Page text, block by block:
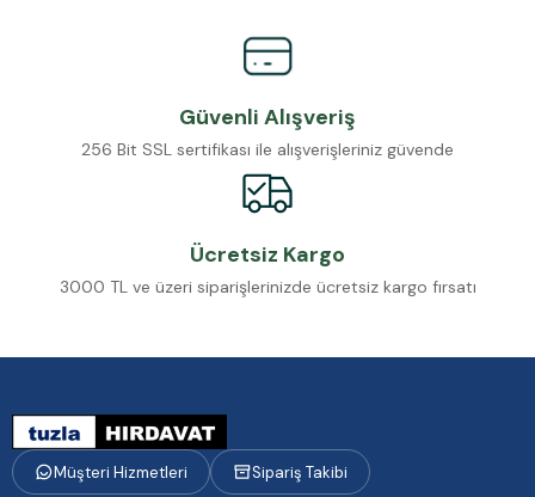
Güvenli Alışveriş
256 Bit SSL sertifikası ile alışverişleriniz güvende
Ücretsiz Kargo
3000 TL ve üzeri siparişlerinizde ücretsiz kargo fırsatı
Müşteri Hizmetleri Sipariş Takibi